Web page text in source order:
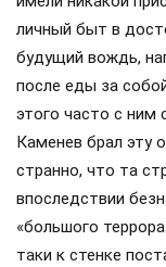
личный быт в
будущий вождь,
после еды за
этого часто с ним
Каменев брал эту
странно, что та
впоследствии
«большого
таки к стенке